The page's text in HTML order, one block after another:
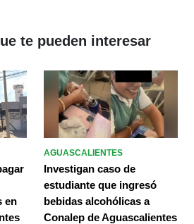
te pueden interesar
en
AGUASCALIENTES
Investigan caso de
estudiante que ingresó
bebidas alcohólicas a
Conalep de Aguascalientes